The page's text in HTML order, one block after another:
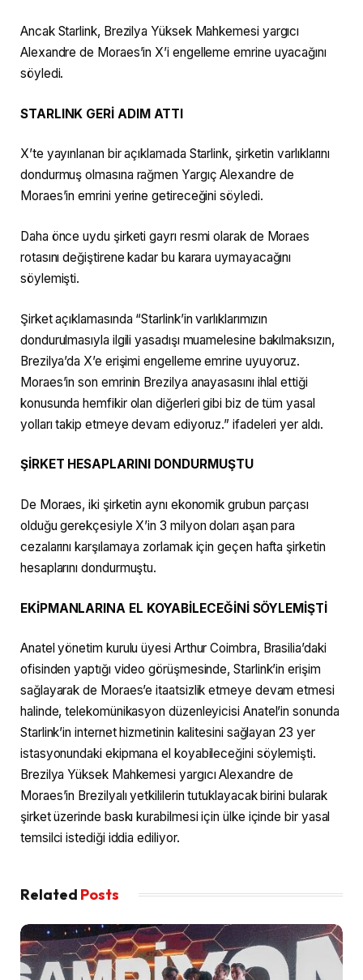
Ancak Starlink, Brezilya Yüksek Mahkemesi yargıcı
Alexandre de Moraes’in X’i engelleme emrine uyacağını
söyledi.
STARLINK GERİ ADIM ATTI
X’te yayınlanan bir açıklamada Starlink, şirketin varlıklarını
dondurmuş olmasına rağmen Yargıç Alexandre de
Moraes’in emrini yerine getireceğini söyledi.
Daha önce uydu şirketi gayrı resmi olarak de Moraes
rotasını değiştirene kadar bu karara uymayacağını
söylemişti.
Şirket açıklamasında “Starlink’in varlıklarımızın
dondurulmasıyla ilgili yasadışı muamelesine bakılmaksızın,
Brezilya’da X’e erişimi engelleme emrine uyuyoruz.
Moraes’in son emrinin Brezilya anayasasını ihlal ettiği
konusunda hemfikir olan diğerleri gibi biz de tüm yasal
yolları takip etmeye devam ediyoruz.” ifadeleri yer aldı.
ŞİRKET HESAPLARINI DONDURMUŞTU
De Moraes, iki şirketin aynı ekonomik grubun parçası
olduğu gerekçesiyle X’in 3 milyon doları aşan para
cezalarını karşılamaya zorlamak için geçen hafta şirketin
hesaplarını dondurmuştu.
EKİPMANLARINA EL KOYABİLECEĞİNİ SÖYLEMİŞTİ
Anatel yönetim kurulu üyesi Arthur Coimbra, Brasilia’daki
ofisinden yaptığı video görüşmesinde, Starlink’in erişim
sağlayarak de Moraes’e itaatsizlik etmeye devam etmesi
halinde, telekomünikasyon düzenleyicisi Anatel’in sonunda
Starlink’in internet hizmetinin kalitesini sağlayan 23 yer
istasyonundaki ekipmana el koyabileceğini söylemişti.
Brezilya Yüksek Mahkemesi yargıcı Alexandre de
Moraes’in Brezilyalı yetkililerin tutuklayacak birini bularak
şirket üzerinde baskı kurabilmesi için ülke içinde bir yasal
temsilci istediği iddia ediliyor.
Related Posts